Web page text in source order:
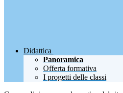
Didattica
Panoramica
Offerta formativa
I progetti delle classi